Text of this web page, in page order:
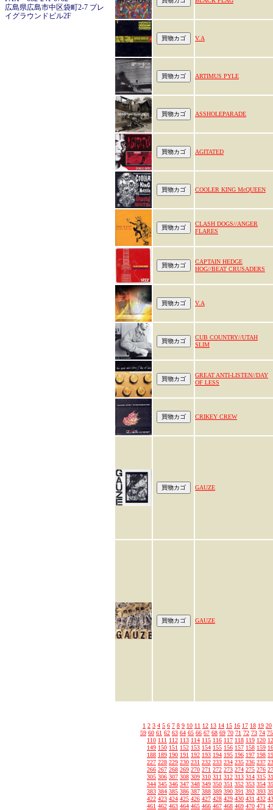
広島県広島市中区袋町2-7 プレ
イグラウンドビル2F
V.A
ARTIMUS PYLE
ASSHOLEPARADE
AGITATED
COOLER KING McQUEEN
CLASH DOGS//ANGER
FLARES
CAPTAIN HEDGE
HOG//BEAT CRUSADERS
V.A
CUB COUNTRY//UTAH
SLIM
GREAT ANTI-LISTEN//DAY
OF LESS
CRIKEY CREW
GAUZE
GAUZE
1 2 3 4 5 6 7 8 9 10 11 12 13 14 15 16 17 18 19 20
59 60 61 62 63 64 65 66 67 68 69 70 71 72 73 74 75
110 111 112 113 114 115 116 117 118 119 120
149 150 151 152 153 154 155 156 157 158 159
188 189 190 191 192 193 194 195 196 197 198
227 228 229 230 231 232 233 234 235 236 237
266 267 268 269 270 271 272 273 274 275 276
305 306 307 308 309 310 311 312 313 314 315
344 345 346 347 348 349 350 351 352 353 354
383 384 385 386 387 388 389 390 391 392 393
422 423 424 425 426 427 428 429 430 431 432
461 462 463 464 465 466 467 468 469 470 471